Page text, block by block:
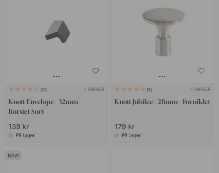
3 + FARGER
Knott Envelope - 32mm -
Børstet Sort
139 kr
På lager
1 + FARGER
Knott Jubilee - 28mm - Forniklet
179 kr
På lager